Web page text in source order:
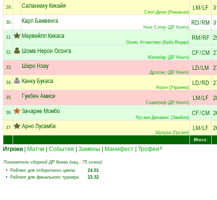
29. Салакиаку Кикайя
Сент-Дени (Реюньон)
LM/LF
30. Карл Бамвенга
Нью Согер (ДР Конго)
RD/RM
31. Мервейлл Кикаса
Оазис Атлантико (Кабо-Верде)
RM/RF
32. Шома Нерон Осонга
Малабар (ДР Конго)
CF/CM
33. Широ Нзау
Дрэгонс (ДР Конго)
LD/LM
34. Канку Букаса
Агрон (Украина)
LD/RD
35. Гуебен Амиси
Содиграф (ДР Конго)
LM/LF
36. Зачарие Момбо
Лусака Динамос (Замбия)
CF/CM
37. Арно Лусамба
Шукура (Грузия)
LM/LF
Итого:
Игроки Матчи События Замены Манифест Трофеи 9
Показатели сборной ДР Конго (нац., 75 сезон):
• Рейтинг для отборочного цикла:
24.01
• Рейтинг для финального турнира:
23.32